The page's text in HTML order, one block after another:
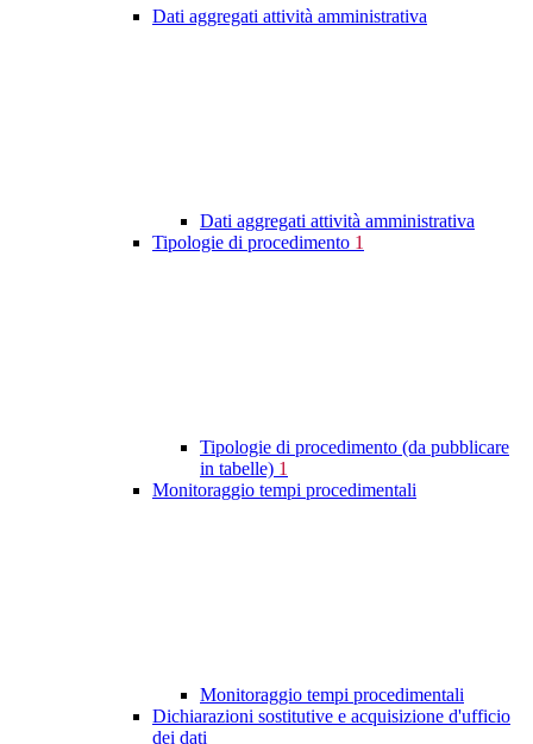
Dati aggregati attività amministrativa
Dati aggregati attività amministrativa
Tipologie di procedimento 1
Tipologie di procedimento (da pubblicare
in tabelle) 1
Monitoraggio tempi procedimentali
Monitoraggio tempi procedimentali
Dichiarazioni sostitutive e acquisizione d'ufficio
dei dati